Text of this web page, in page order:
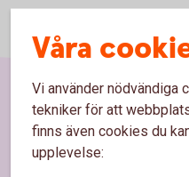
Våra
Vi använder nödvändiga
tekniker för att
finns även cookies du
upplevelse:
Sidfot
Hitta snabbt
Kundservice